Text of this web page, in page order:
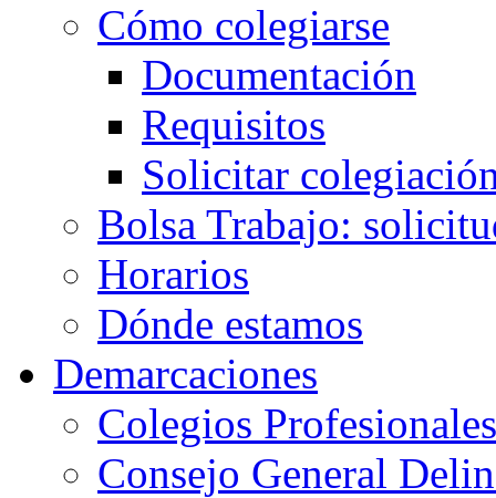
Cómo colegiarse
Documentación
Requisitos
Solicitar
Bolsa Trabajo:
Horarios
Dónde estamos
Demarcaciones
Colegios Profesionales
Consejo General